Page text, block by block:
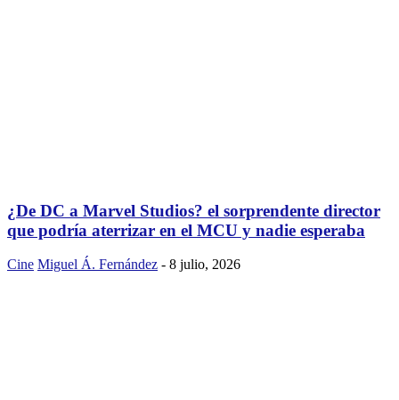
¿De DC a Marvel Studios? el sorprendente director
que podría aterrizar en el MCU y nadie esperaba
Cine Miguel Á. Fernández - 8 julio, 2026